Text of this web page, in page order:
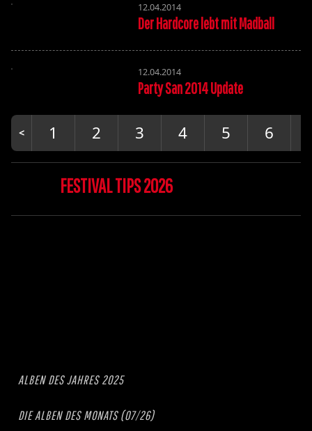
ALBEN DES JAHRES 2025
DIE ALBEN DES MONATS (07/26)
12.04.2014
Der Hardcore lebt mit Madball
12.04.2014
Party San 2014 Update
1 2 3 4 5 6
FESTIVAL TIPS 2026